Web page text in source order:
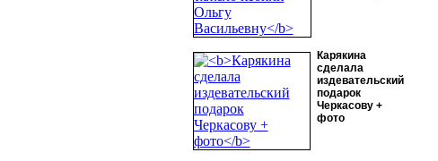
Карякина
сделала
издевательский
подарок
Черкасову +
фото